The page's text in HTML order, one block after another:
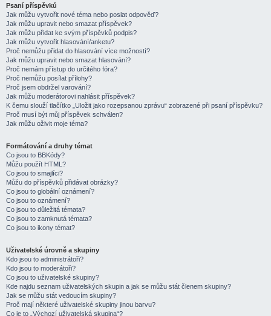
Psaní příspěvků
Jak můžu vytvořit nové téma nebo poslat odpověď?
Jak můžu upravit nebo smazat příspěvek?
Jak můžu přidat ke svým příspěvků podpis?
Jak můžu vytvořit hlasování/anketu?
Proč nemůžu přidat do hlasování více možností?
Jak můžu upravit nebo smazat hlasování?
Proč nemám přístup do určitého fóra?
Proč nemůžu posílat přílohy?
Proč jsem obdržel varování?
Jak můžu moderátorovi nahlásit příspěvek?
K čemu slouží tlačítko „Uložit jako rozepsanou zprávu“ zobrazené při psaní příspěvku?
Proč musí být můj příspěvek schválen?
Jak můžu oživit moje téma?
Formátování a druhy témat
Co jsou to BBKódy?
Můžu použít HTML?
Co jsou to smajlíci?
Můžu do příspěvků přidávat obrázky?
Co jsou to globální oznámení?
Co jsou to oznámení?
Co jsou to důležitá témata?
Co jsou to zamknutá témata?
Co jsou to ikony témat?
Uživatelské úrovně a skupiny
Kdo jsou to administrátoři?
Kdo jsou to moderátoři?
Co jsou to uživatelské skupiny?
Kde najdu seznam uživatelských skupin a jak se můžu stát členem skupiny?
Jak se můžu stát vedoucím skupiny?
Proč mají některé uživatelské skupiny jinou barvu?
Co je to „Výchozí uživatelská skupina“?